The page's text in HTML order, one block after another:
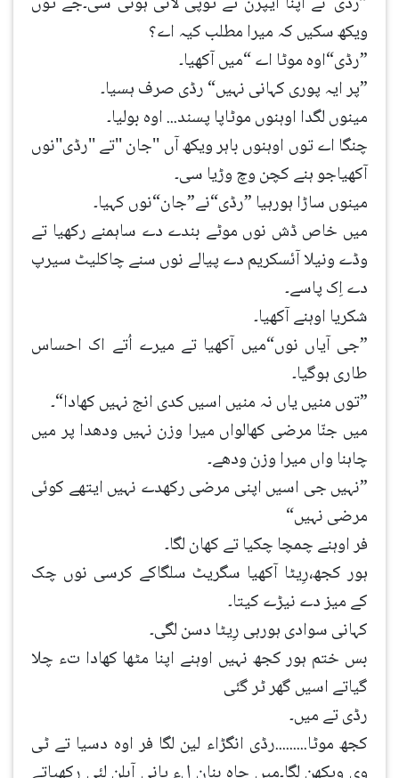
ویکھ سکیں کہ میرا مطلب کیہ اے؟
”رڈی“اوہ موٹا اے “میں آکھیا۔
”پر ایہ پوری کہانی نہیں“ رڈی صرف ہسیا۔
مینوں لگدا اوہنوں موٹاپا پسند... اوہ بولیا۔
چنگا اے توں اوہنوں باہر ویکھ آں ''جان ''تے ''رڈی''نوں
آکھیاجو ہنے کچن وچ وڑیا سی۔
مینوں ساڑا ہورہیا ”رڈی“نے”جان“نوں کہیا۔
میں خاص ڈش نوں موٹے بندے دے ساہمنے رکھیا تے
وڈے ونیلا آئسکریم دے پیالے نوں سنے چاکلیٹ سیرپ
دے اِک پاسے۔
شکریا اوہنے آکھیا۔
”جی آیاں نوں“میں آکھیا تے میرے اُتے اک احساس
طاری ہوگیا۔
”توں منیں یاں نہ منیں اسیں کدی انج نہیں کھادا“۔
میں جنّا مرضی کھالواں میرا وزن نہیں ودھدا پر میں
چاہنا واں میرا وزن ودھے۔
”نہیں جی اسیں اپنی مرضی رکھدے نہیں ایتھے کوئی
مرضی نہیں“
فر اوہنے چمچا چکیا تے کھان لگا۔
ہور کجھ،رِیٹا آکھیا سگریٹ سلگاکے کرسی نوں چک
کے میز دے نیڑے کیتا۔
کہانی سوادی ہورہی رِیٹا دسن لگی۔
بس ختم ہور کجھ نہیں اوہنے اپنا مٹھا کھادا تء چلا
گیاتے اسیں گھر ٹر گئی
رڈی تے میں۔
کجھ موٹا.........رڈی انگڑاء لین لگا فر اوہ دسیا تے ٹی